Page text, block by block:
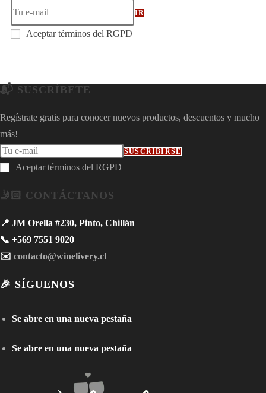
IR
Aceptar términos del RGPD
📬 SUSCRÍBETE
Regístrate gratis para conocer nuevos productos, descuentos y mucho
más!
SUSCRIBIRSE
Aceptar términos del RGPD
🤳🏻 CONTÁCTANOS
📍 JM Orella #230, Pinto, Chillán
📞 +569 7551 9020
✉️ contacto@winelivery.cl
🎉 SÍGUENOS
Se abre en una nueva pestaña
Se abre en una nueva pestaña